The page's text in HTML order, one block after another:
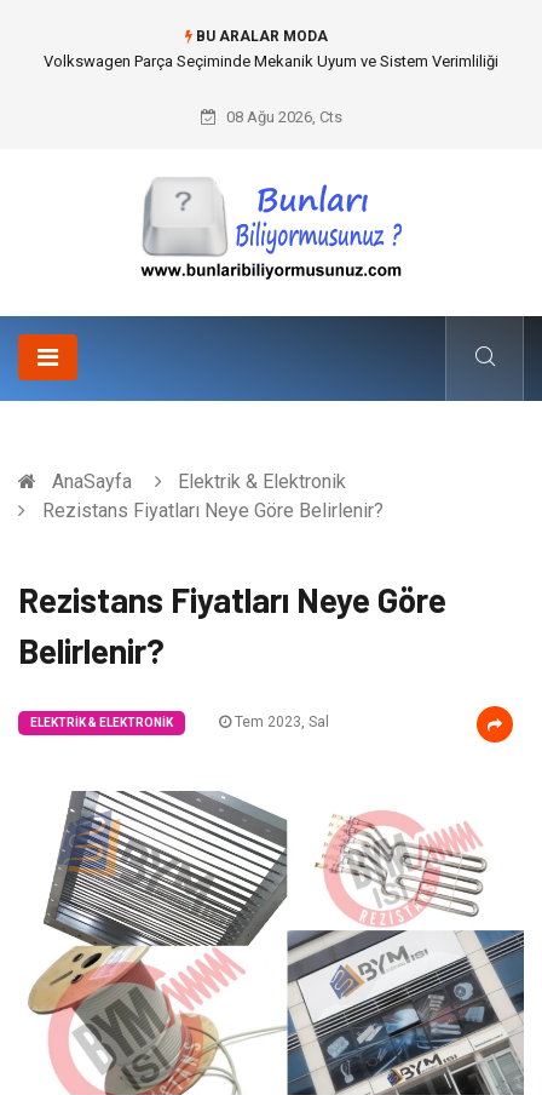
BU ARALAR MODA
Best Wedding Photographer in Turkey Seçimi Nasıl Yapılmalı?
08 Ağu 2026, Cts
AnaSayfa
Elektrik & Elektronik
Rezistans Fiyatları Neye Göre Belirlenir?
Rezistans Fiyatları Neye Göre
Belirlenir?
ELEKTRIK & ELEKTRONIK Tem 2023, Sal